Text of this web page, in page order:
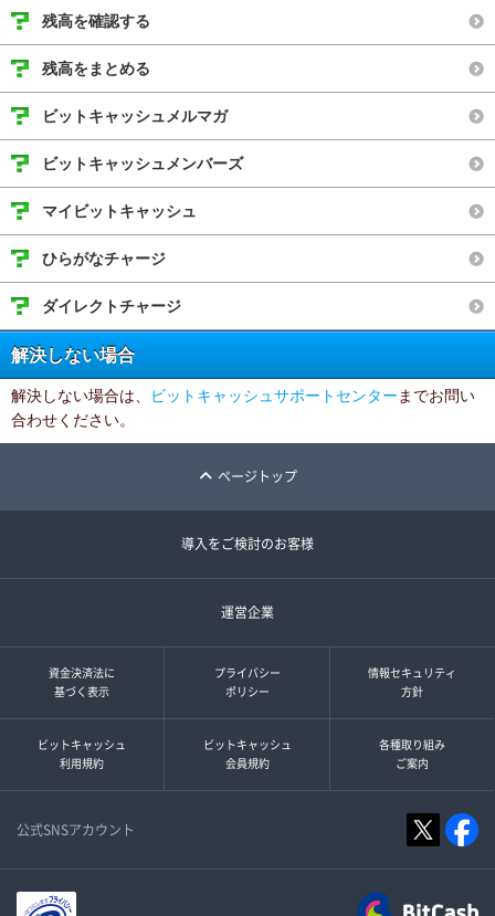
残高を確認する
残高をまとめる
ビットキャッシュメルマガ
ビットキャッシュメンバーズ
マイビットキャッシュ
ひらがなチャージ
ダイレクトチャージ
解決しない場合
解決しない場合は、 ビットキャッシュサポートセンター までお問い
合わせください。
ページトップ
導入をご検討のお客様
運営企業
資金決済法に
基づく表示
プライバシー
ポリシー
情報セキュリティ
方針
ビットキャッシュ
利用規約
ビットキャッシュ
会員規約
各種取り組み
ご案内
公式SNSアカウント